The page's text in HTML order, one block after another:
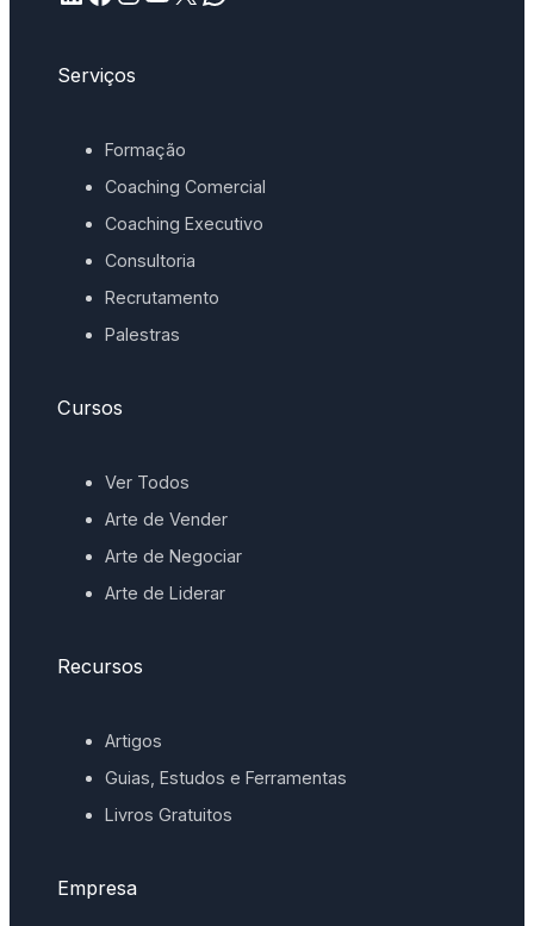
Serviços
Formação
Coaching Comercial
Coaching Executivo
Consultoria
Recrutamento
Palestras
Cursos
Ver Todos
Arte de Vender
Arte de Negociar
Arte de Liderar
Recursos
Artigos
Guias, Estudos e Ferramentas
Livros Gratuitos
Empresa